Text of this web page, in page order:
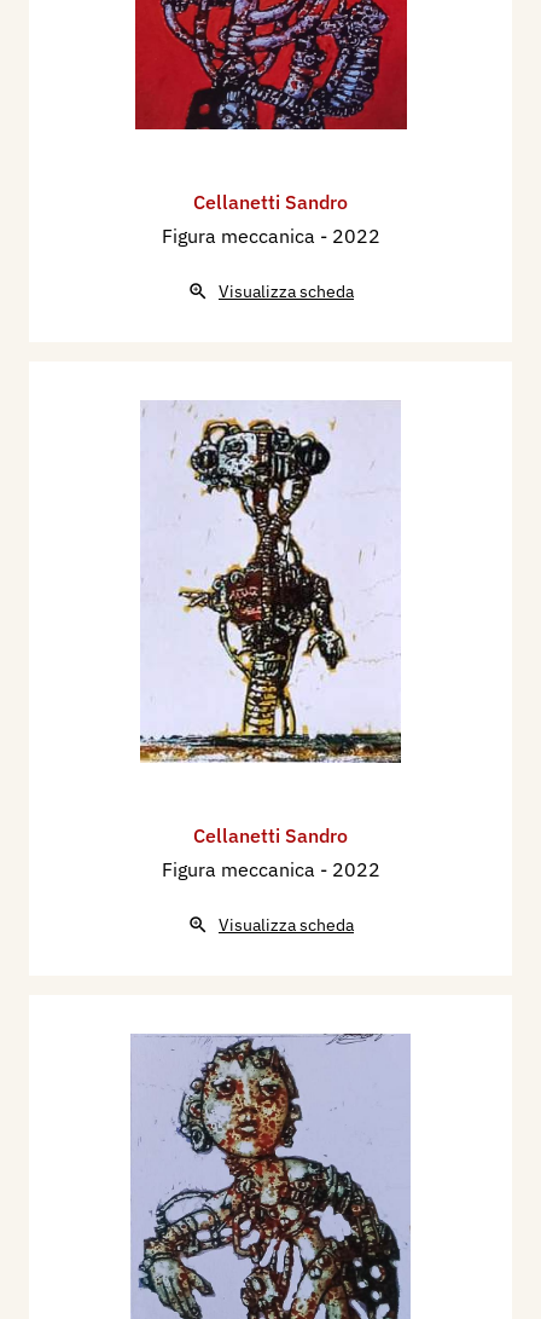
Cellanetti Sandro
Figura meccanica - 2022
Visualizza scheda
Cellanetti Sandro
Figura meccanica - 2022
Visualizza scheda